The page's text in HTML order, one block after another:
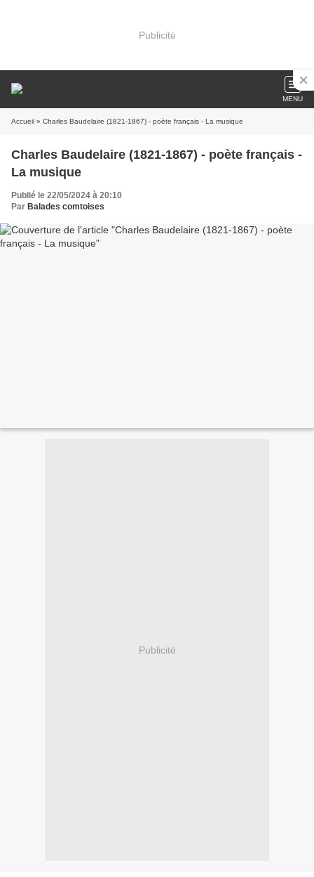
Publicité
MENU
Accueil » Charles Baudelaire (1821-1867) - poète français - La musique
Charles Baudelaire (1821-1867) - poète français -
La musique
Publié le 22/05/2024 à 20:10
Par Balades comtoises
Publicité